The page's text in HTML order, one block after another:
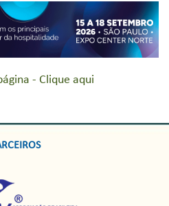
- Clique aqui